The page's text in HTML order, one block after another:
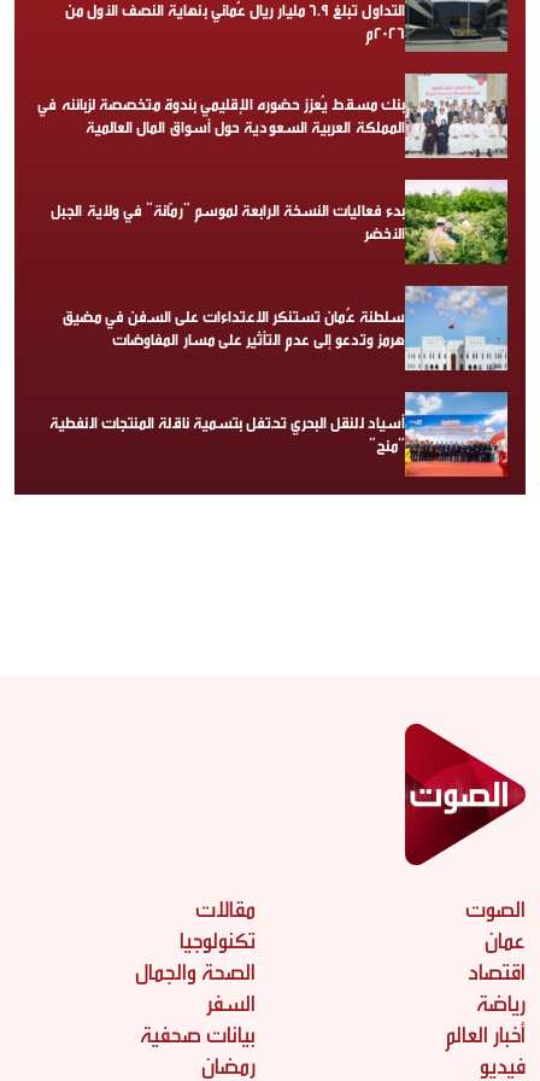
التداول تبلغ 6.9 مليار ريال عُماني بنهاية النصف الأول من
2026م
بنك مسقط يُعزز حضوره الإقليمي بندوة متخصصة لزبائنه في
المملكة العربية السعودية حول أسواق المال العالمية
بدء فعاليات النسخة الرابعة لموسم “رمّانة” في ولاية الجبل
الأخضر
سلطنة عُمان تستنكر الاعتداءات على السفن في مضيق
هرمز وتدعو إلى عدم التأثير على مسار المفاوضات
أسياد للنقل البحري تحتفل بتسمية ناقلة المنتجات النفطية
“منح”
الصوت
عمان
اقتصاد
رياضة
أخبار العالم
فيديو
مقالات
تكنولوجيا
الصحة والجمال
السفر
بيانات صحفية
رمضان